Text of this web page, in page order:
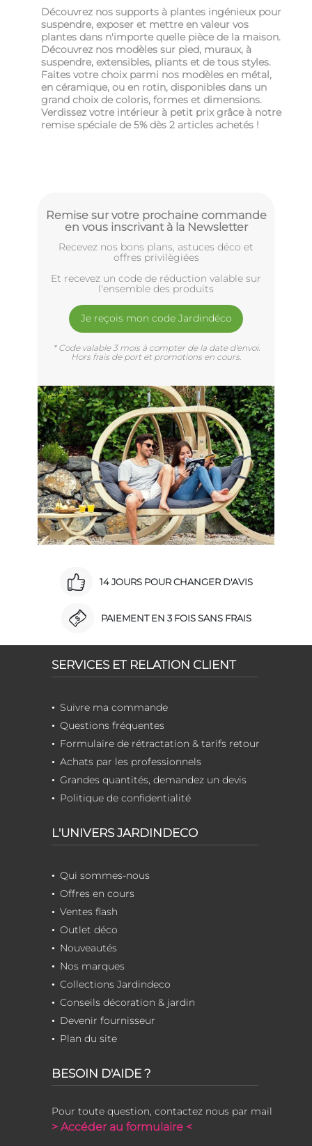
Découvrez nos supports à plantes ingénieux pour
suspendre, exposer et mettre en valeur vos
plantes dans n'importe quelle pièce de la maison.
Découvrez nos modèles sur pied, muraux, à
suspendre, extensibles, pliants et de tous styles.
Faites votre choix parmi nos modèles en métal,
en céramique, ou en rotin, disponibles dans un
grand choix de coloris, formes et dimensions.
Verdissez votre intérieur à petit prix grâce à notre
remise spéciale de 5% dès 2 articles achetés !
Remise sur votre prochaine commande
en vous inscrivant à la Newsletter
Recevez nos bons plans, astuces déco et
offres privilègiées
Et recevez un code de réduction valable sur
l'ensemble des produits
Je reçois mon code Jardindéco
* Code valable 3 mois à compter de la date d'envoi.
Hors frais de port et promotions en cours.
14 JOURS POUR CHANGER D'AVIS
PAIEMENT EN 3 FOIS SANS FRAIS
SERVICES ET RELATION CLIENT
Suivre ma commande
Questions fréquentes
Formulaire de rétractation & tarifs retour
Achats par les professionnels
Grandes quantités, demandez un devis
Politique de confidentialité
L'UNIVERS JARDINDECO
Qui sommes-nous
Offres en cours
Ventes flash
Outlet déco
Nouveautés
Nos marques
Collections Jardindeco
Conseils décoration & jardin
Devenir fournisseur
Plan du site
BESOIN D'AIDE ?
Pour toute question, contactez nous par mail
> Accéder au formulaire <